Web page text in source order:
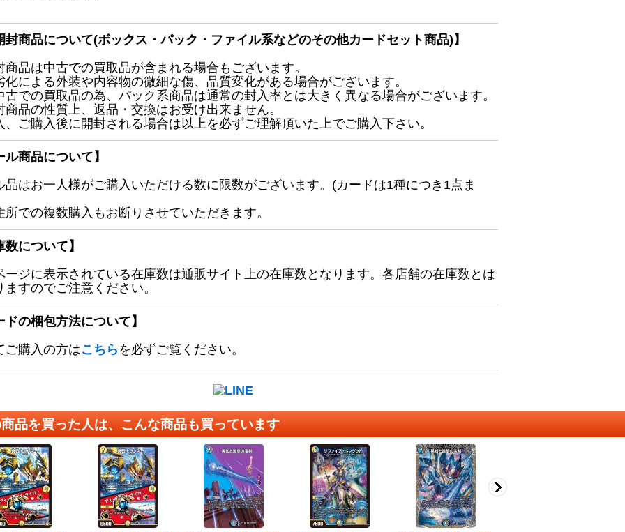
封商品について(ボックス・パック・ファイル系などのその他カードセット商品)】
商品は中古での買取品が含まれる場合もございます。
化による外装や内容物の微細な傷、品質変化がある場合がございます。
古での買取品の為、パック系商品は通常の封入率とは大きく異なる場合がございます。
商品の性質上、返品・交換はお受け出来ません。
、ご購入後に開封される場合は以上を必ずご理解頂いた上でご購入下さい。
ル商品について】
品はお一人様がご購入いただける数に限数がございます。(カードは1種につき1点ま
所での複数購入もお断りさせていただきます。
数について】
ージに表示されている在庫数は通販サイト上の在庫数となります。各店舗の在庫数とは
ますのでご注意ください。
ドの梱包方法について】
ご購入の方はこちら を必ずご覧ください。
品を買った人は、こんな商品も買っています